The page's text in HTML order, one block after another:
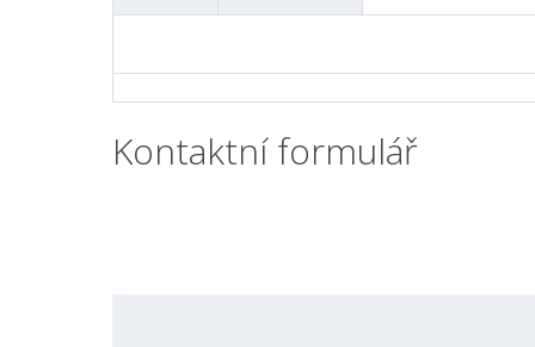
Kontaktní formulář